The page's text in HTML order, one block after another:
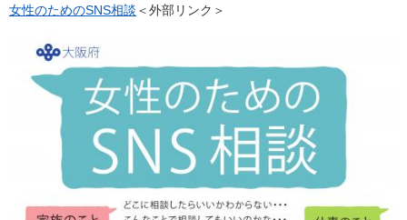
女性のためのSNS相談 ＜外部リンク＞